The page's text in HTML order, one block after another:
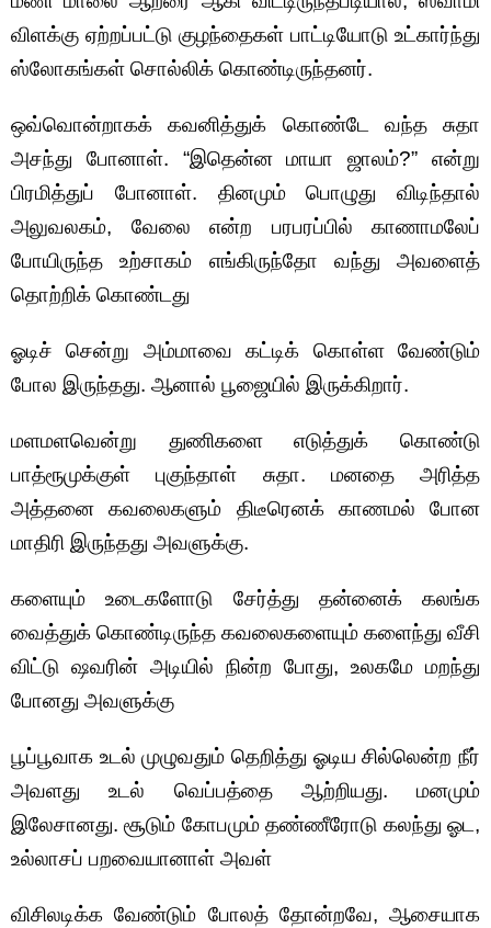
விளக்கு ஏற்றப்பட்டு குழந்தைகள் பாட்டியோடு உட்கார்ந்து
ஸ்லோகங்கள் சொல்லிக் கொண்டிருந்தனர்.
ஒவ்வொன்றாகக் கவனித்துக் கொண்டே வந்த சுதா
அசந்து போனாள். “இதென்ன மாயா ஜாலம்?” என்று
பிரமித்துப் போனாள். தினமும் பொழுது விடிந்தால்
அலுவலகம், வேலை என்ற பரபரப்பில் காணாமலேப்
போயிருந்த உற்சாகம் எங்கிருந்தோ வந்து அவளைத்
தொற்றிக் கொண்டது
ஓடிச் சென்று அம்மாவை கட்டிக் கொள்ள வேண்டும்
போல இருந்தது. ஆனால் பூஜையில் இருக்கிறார்.
மளமளவென்று துணிகளை எடுத்துக் கொண்டு
பாத்ரூமுக்குள் புகுந்தாள் சுதா. மனதை அரித்த
அத்தனை கவலைகளும் திடீரெனக் காணமல் போன
மாதிரி இருந்தது அவளுக்கு.
களையும் உடைகளோடு சேர்த்து தன்னைக் கலங்க
வைத்துக் கொண்டிருந்த கவலைகளையும் களைந்து வீசி
விட்டு ஷவரின் அடியில் நின்ற போது, உலகமே மறந்து
போனது அவளுக்கு
பூப்பூவாக உடல் முழுவதும் தெறித்து ஓடிய சில்லென்ற நீர்
அவளது உடல் வெப்பத்தை ஆற்றியது. மனமும்
இலேசானது. சூடும் கோபமும் தண்ணீரோடு கலந்து ஓட,
உல்லாசப் பறவையானாள் அவள்
விசிலடிக்க வேண்டும் போலத் தோன்றவே, ஆசையாக